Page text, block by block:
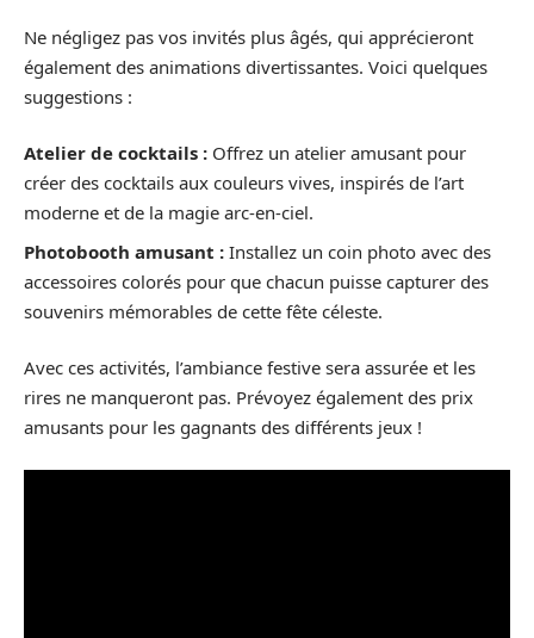
Ne négligez pas vos invités plus âgés, qui apprécieront
également des animations divertissantes. Voici quelques
suggestions :
Atelier de cocktails : Offrez un atelier amusant pour
créer des cocktails aux couleurs vives, inspirés de l’art
moderne et de la magie arc-en-ciel.
Photobooth amusant : Installez un coin photo avec des
accessoires colorés pour que chacun puisse capturer des
souvenirs mémorables de cette fête céleste.
Avec ces activités, l’ambiance festive sera assurée et les
rires ne manqueront pas. Prévoyez également des prix
amusants pour les gagnants des différents jeux !